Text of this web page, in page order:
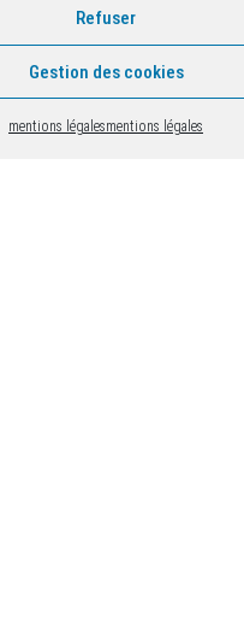
Refuser
Gestion des cookies
mentions légalesmentions légales